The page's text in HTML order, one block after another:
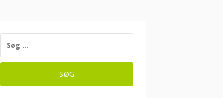
EFTER: